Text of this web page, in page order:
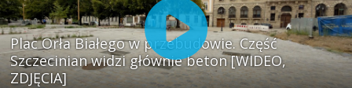
Plac Orła Białego w przebudowie. Część
Szczecinian widzi głównie beton [WIDEO,
ZDJĘCIA]